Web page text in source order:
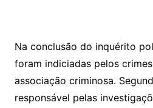
Na conclusão do inquérito
foram indiciadas pelos
associação criminosa.
responsável pelas